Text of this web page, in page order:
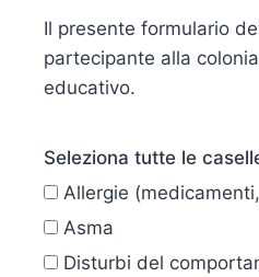
Il presente formulario
partecipante alla
educativo.
Seleziona tutte le
Allergie
Asma
Disturbi del